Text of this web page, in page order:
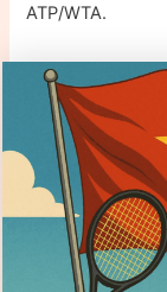
ATP/WTA.